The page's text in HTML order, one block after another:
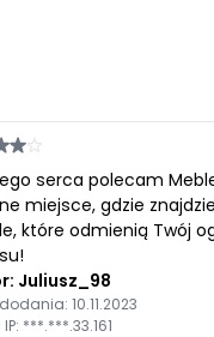
serca polecam
miejsce, gdzie
które odmienią Twój
Juliusz_98
10.11.2023
***.***.33.161